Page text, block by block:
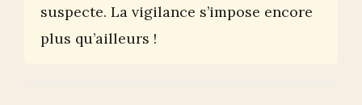
suspecte. La vigilance s’impose encore
plus qu’ailleurs !